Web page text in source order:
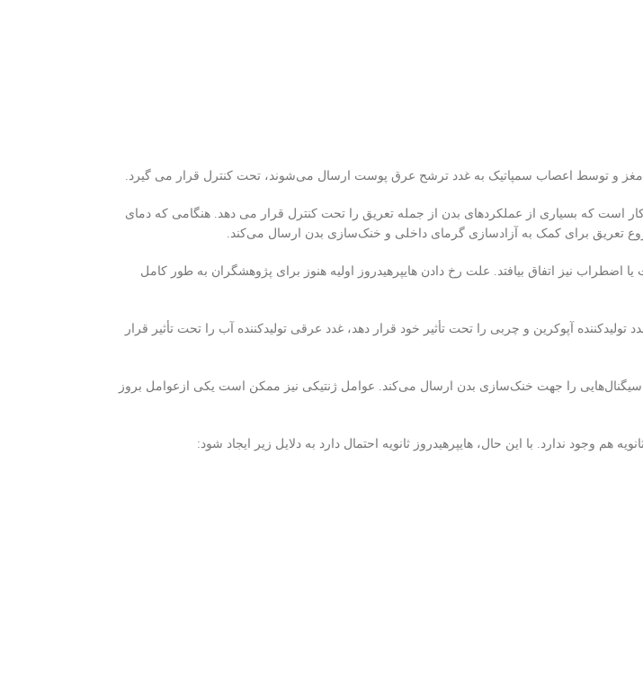
مغز و توسط اعصاب سمپاتیک به غدد ترشح عرق پوست ارسال می‌شوند، تحت کنترل قرار می گیرد.
است که بسیاری از عملکردهای بدن از جمله تعریق را تحت کنترل قرار می دهد. هنگامی که دمای
تعریق برای کمک به آزادسازی گرمای داخلی و خنک‌سازی بدن ارسال می‌کند.
اضطراب نیز اتفاق بیافتد. علت رخ دادن هایپرهیدروز اولیه هنوز برای پژوهشگران به طور کامل
آپوکرین و چربی را تحت تأثیر خود قرار دهد، غدد عرقی تولیدکننده آب را تحت تأثیر قرار
را جهت خنک‌سازی بدن ارسال می‌کند. عوامل ژنتیکی نیز ممکن است یکی ازعوامل بروز
هم وجود ندارد. با این حال، هایپرهیدروز ثانویه احتمال دارد به دلایل زیر ایجاد شود: